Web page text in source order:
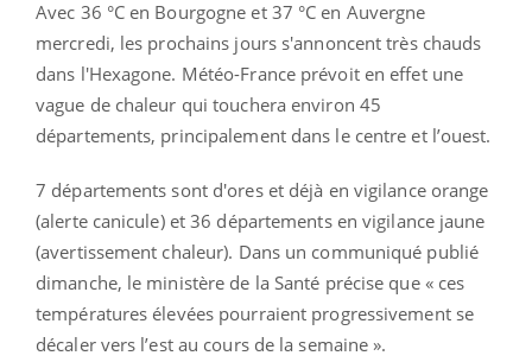
Avec 36 °C en Bourgogne et 37 °C en Auvergne
mercredi, les prochains jours s'annoncent très chauds
dans l'Hexagone. Météo-France prévoit en effet une
vague de chaleur qui touchera environ 45
départements, principalement dans le centre et l’ouest.
7 départements sont d'ores et déjà en vigilance orange
(alerte canicule) et 36 départements en vigilance jaune
(avertissement chaleur). Dans un communiqué publié
dimanche, le ministère de la Santé précise que « ces
températures élevées pourraient progressivement se
décaler vers l’est au cours de la semaine ».